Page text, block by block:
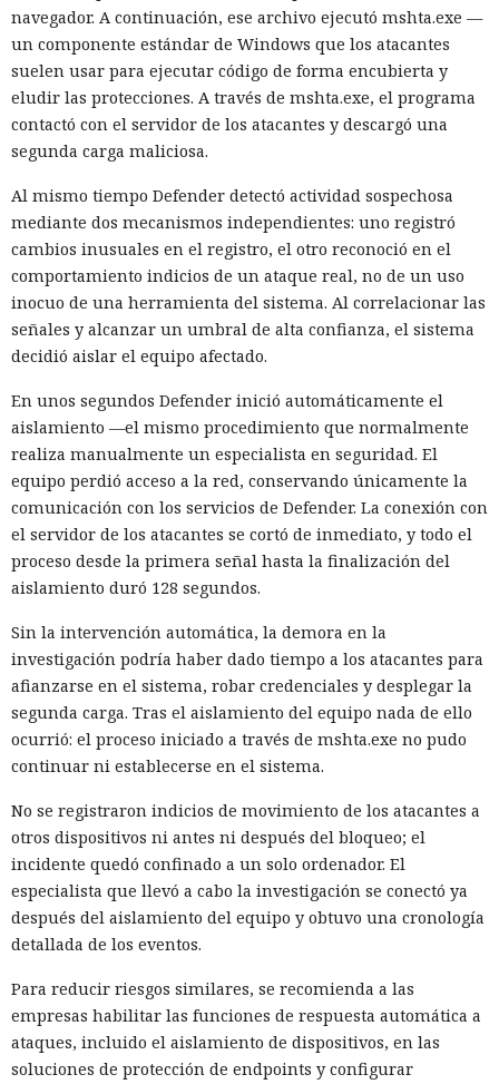
navegador. A continuación, ese archivo ejecutó mshta.exe —
un componente estándar de Windows que los atacantes
suelen usar para ejecutar código de forma encubierta y
eludir las protecciones. A través de mshta.exe, el programa
contactó con el servidor de los atacantes y descargó una
segunda carga maliciosa.
Al mismo tiempo Defender detectó actividad sospechosa
mediante dos mecanismos independientes: uno registró
cambios inusuales en el registro, el otro reconoció en el
comportamiento indicios de un ataque real, no de un uso
inocuo de una herramienta del sistema. Al correlacionar las
señales y alcanzar un umbral de alta confianza, el sistema
decidió aislar el equipo afectado.
En unos segundos Defender inició automáticamente el
aislamiento —el mismo procedimiento que normalmente
realiza manualmente un especialista en seguridad. El
equipo perdió acceso a la red, conservando únicamente la
comunicación con los servicios de Defender. La conexión con
el servidor de los atacantes se cortó de inmediato, y todo el
proceso desde la primera señal hasta la finalización del
aislamiento duró 128 segundos.
Sin la intervención automática, la demora en la
investigación podría haber dado tiempo a los atacantes para
afianzarse en el sistema, robar credenciales y desplegar la
segunda carga. Tras el aislamiento del equipo nada de ello
ocurrió: el proceso iniciado a través de mshta.exe no pudo
continuar ni establecerse en el sistema.
No se registraron indicios de movimiento de los atacantes a
otros dispositivos ni antes ni después del bloqueo; el
incidente quedó confinado a un solo ordenador. El
especialista que llevó a cabo la investigación se conectó ya
después del aislamiento del equipo y obtuvo una cronología
detallada de los eventos.
Para reducir riesgos similares, se recomienda a las
empresas habilitar las funciones de respuesta automática a
ataques, incluido el aislamiento de dispositivos, en las
soluciones de protección de endpoints y configurar